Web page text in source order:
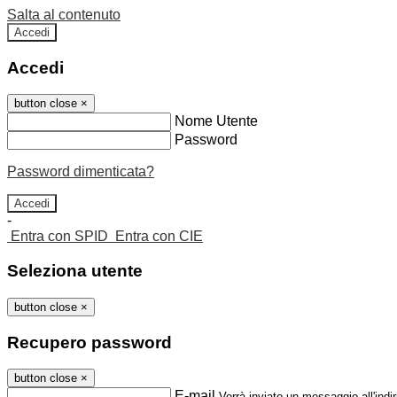
Salta al contenuto
Accedi
Accedi
button close ×
Nome Utente
Password
Password dimenticata?
-
Entra con SPID
Entra con CIE
Seleziona utente
button close ×
Recupero password
button close ×